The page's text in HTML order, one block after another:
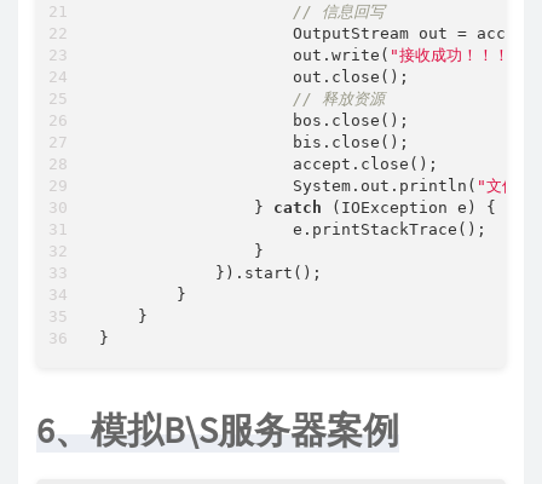
// 信息回写
OutputStream out =
                    out.write(
"接收成功！！！"
                    out.close();
// 释放资源
                    bos.close();
                    bis.close();
                    accept.close();
                    System.out.println(
"文件上
                }
catch (IOException e) {
                    e.printStackTrace();
                }
            }).start();
        }
    }
6、模拟B\S服务器案例